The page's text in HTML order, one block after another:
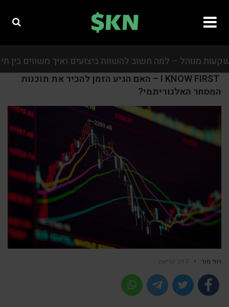
מנוהל – למה חשוב להשוות ביצועים ואיך משווים בין תיקים
I KNOW FIRST – האם הגיע הזמן להכיר את תוכנות
המסחר האלגוריתמי?
רוני מור • 7 דק’ קריאה